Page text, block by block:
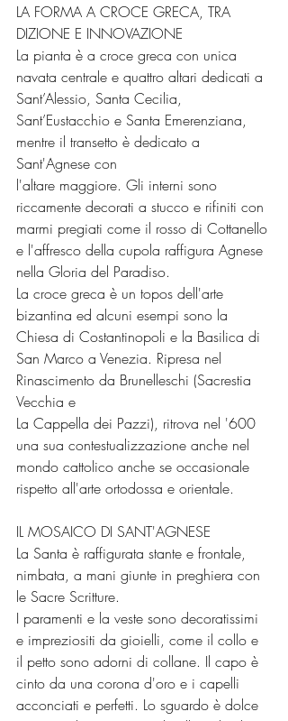
LA FORMA A CROCE GRECA, TRA
DIZIONE E INNOVAZIONE
La pianta è a croce greca con unica
navata centrale e quattro altari dedicati a
Sant’Alessio, Santa Cecilia,
Sant’Eustacchio e Santa Emerenziana,
mentre il transetto è dedicato a
Sant'Agnese con
l'altare maggiore. Gli interni sono
riccamente decorati a stucco e rifiniti con
marmi pregiati come il rosso di Cottanello
e l'affresco della cupola raffigura Agnese
nella Gloria del Paradiso.
La croce greca è un topos dell'arte
bizantina ed alcuni esempi sono la
Chiesa di Costantinopoli e la Basilica di
San Marco a Venezia. Ripresa nel
Rinascimento da Brunelleschi (Sacrestia
Vecchia e
La Cappella dei Pazzi), ritrova nel '600
una sua contestualizzazione anche nel
mondo cattolico anche se occasionale
rispetto all'arte ortodossa e orientale.
IL MOSAICO DI SANT'AGNESE
La Santa è raffigurata stante e frontale,
nimbata, a mani giunte in preghiera con
le Sacre Scritture.
I paramenti e la veste sono decoratissimi
e impreziositi da gioielli, come il collo e
il petto sono adorni di collane. Il capo è
cinto da una corona d'oro e i capelli
acconciati e perfetti. Lo sguardo è dolce